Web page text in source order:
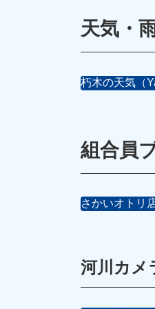
天気・
朽木の天気（
組合員
さかいオトリ
河川カメ